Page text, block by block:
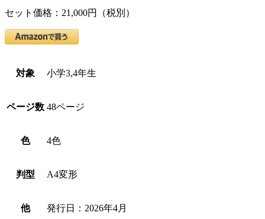
セット価格：21,000円（税別）
対象 小学3,4年生
ページ数 48ページ
色 4色
判型 A4変形
他 発行日：2026年4月